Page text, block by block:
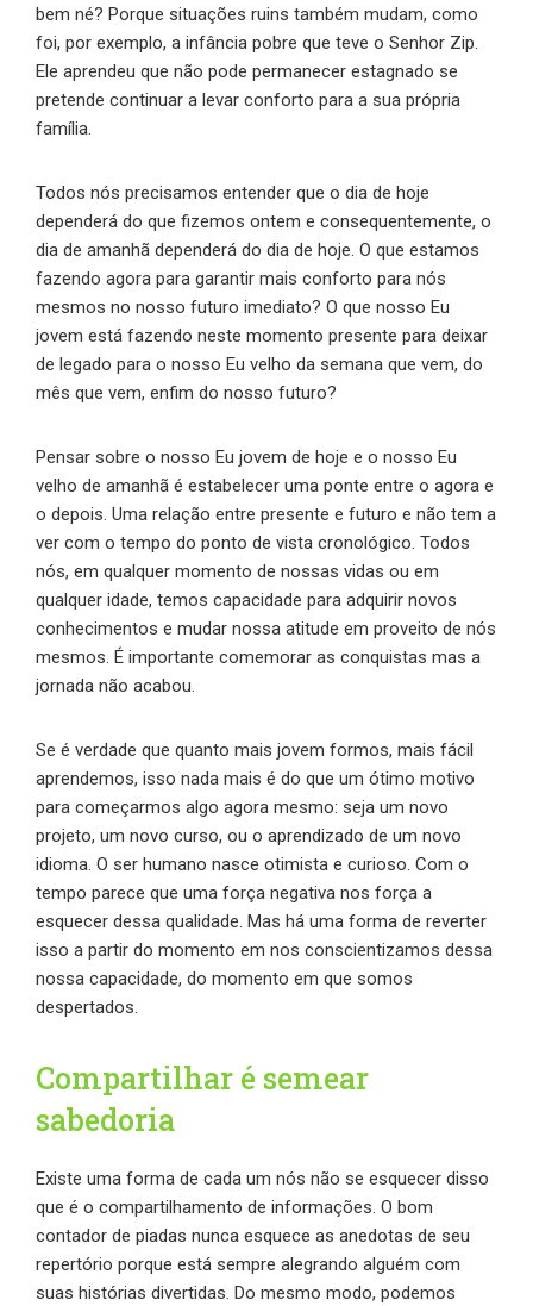
bem né? Porque situações ruins também mudam, como
foi, por exemplo, a infância pobre que teve o Senhor Zip.
Ele aprendeu que não pode permanecer estagnado se
pretende continuar a levar conforto para a sua própria
família.
Todos nós precisamos entender que o dia de hoje
dependerá do que fizemos ontem e consequentemente, o
dia de amanhã dependerá do dia de hoje. O que estamos
fazendo agora para garantir mais conforto para nós
mesmos no nosso futuro imediato? O que nosso Eu
jovem está fazendo neste momento presente para deixar
de legado para o nosso Eu velho da semana que vem, do
mês que vem, enfim do nosso futuro?
Pensar sobre o nosso Eu jovem de hoje e o nosso Eu
velho de amanhã é estabelecer uma ponte entre o agora e
o depois. Uma relação entre presente e futuro e não tem a
ver com o tempo do ponto de vista cronológico. Todos
nós, em qualquer momento de nossas vidas ou em
qualquer idade, temos capacidade para adquirir novos
conhecimentos e mudar nossa atitude em proveito de nós
mesmos. É importante comemorar as conquistas mas a
jornada não acabou.
Se é verdade que quanto mais jovem formos, mais fácil
aprendemos, isso nada mais é do que um ótimo motivo
para começarmos algo agora mesmo: seja um novo
projeto, um novo curso, ou o aprendizado de um novo
idioma. O ser humano nasce otimista e curioso. Com o
tempo parece que uma força negativa nos força a
esquecer dessa qualidade. Mas há uma forma de reverter
isso a partir do momento em nos conscientizamos dessa
nossa capacidade, do momento em que somos
despertados.
Compartilhar é semear
sabedoria
Existe uma forma de cada um nós não se esquecer disso
que é o compartilhamento de informações. O bom
contador de piadas nunca esquece as anedotas de seu
repertório porque está sempre alegrando alguém com
suas histórias divertidas. Do mesmo modo, podemos